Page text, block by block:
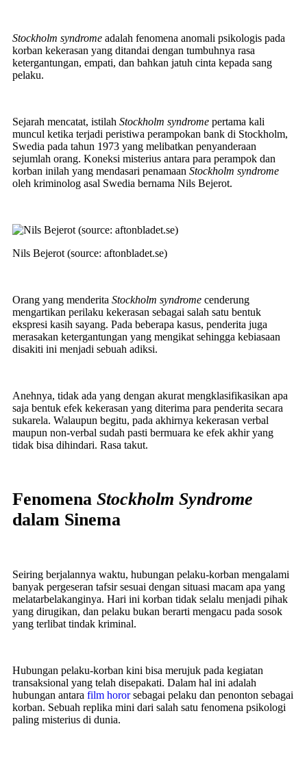
Stockholm syndrome adalah fenomena anomali psikologis pada
korban kekerasan yang ditandai dengan tumbuhnya rasa
ketergantungan, empati, dan bahkan jatuh cinta kepada sang
pelaku.
Sejarah mencatat, istilah Stockholm syndrome pertama kali
muncul ketika terjadi peristiwa perampokan bank di Stockholm,
Swedia pada tahun 1973 yang melibatkan penyanderaan
sejumlah orang. Koneksi misterius antara para perampok dan
korban inilah yang mendasari penamaan Stockholm syndrome
oleh kriminolog asal Swedia bernama Nils Bejerot.
Nils Bejerot (source: aftonbladet.se)
Orang yang menderita Stockholm syndrome cenderung
mengartikan perilaku kekerasan sebagai salah satu bentuk
ekspresi kasih sayang. Pada beberapa kasus, penderita juga
merasakan ketergantungan yang mengikat sehingga kebiasaan
disakiti ini menjadi sebuah adiksi.
Anehnya, tidak ada yang dengan akurat mengklasifikasikan apa
saja bentuk efek kekerasan yang diterima para penderita secara
sukarela. Walaupun begitu, pada akhirnya kekerasan verbal
maupun non-verbal sudah pasti bermuara ke efek akhir yang
tidak bisa dihindari. Rasa takut.
Fenomena Stockholm Syndrome
dalam Sinema
Seiring berjalannya waktu, hubungan pelaku-korban mengalami
banyak pergeseran tafsir sesuai dengan situasi macam apa yang
melatarbelakanginya. Hari ini korban tidak selalu menjadi pihak
yang dirugikan, dan pelaku bukan berarti mengacu pada sosok
yang terlibat tindak kriminal.
Hubungan pelaku-korban kini bisa merujuk pada kegiatan
transaksional yang telah disepakati. Dalam hal ini adalah
hubungan antara film hororsebagai pelaku dan penonton sebagai
korban. Sebuah replika mini dari salah satu fenomena psikologi
paling misterius di dunia.